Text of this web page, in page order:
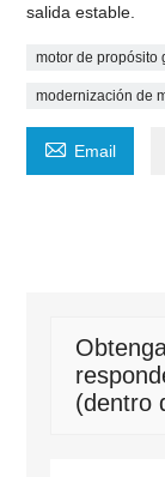
salida estable.
motor de propósito
modernización de
 Email
(dentro